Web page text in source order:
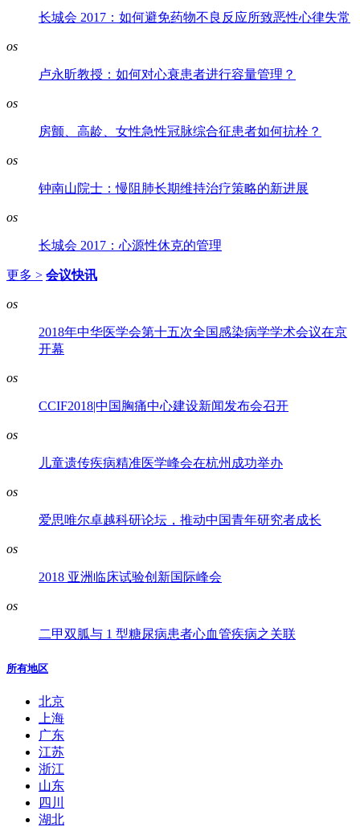
长城会 2017：如何避免药物不良反应所致恶性心律失常
os
卢永昕教授：如何对心衰患者进行容量管理？
os
房颤、高龄、女性急性冠脉综合征患者如何抗栓？
os
钟南山院士：慢阻肺长期维持治疗策略的新进展
os
长城会 2017：心源性休克的管理
更多 > 会议快讯
os
2018年中华医学会第十五次全国感染病学学术会议在京
开幕
os
CCIF2018|中国胸痛中心建设新闻发布会召开
os
儿童遗传疾病精准医学峰会在杭州成功举办
os
爱思唯尔卓越科研论坛，推动中国青年研究者成长
os
2018 亚洲临床试验创新国际峰会
os
二甲双胍与 1 型糖尿病患者心血管疾病之关联
所有地区
北京
上海
广东
江苏
浙江
山东
四川
湖北